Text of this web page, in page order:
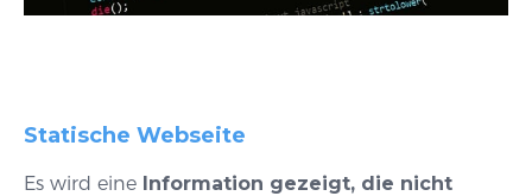
Statische Webseite
Es wird eine Information gezeigt, die nicht